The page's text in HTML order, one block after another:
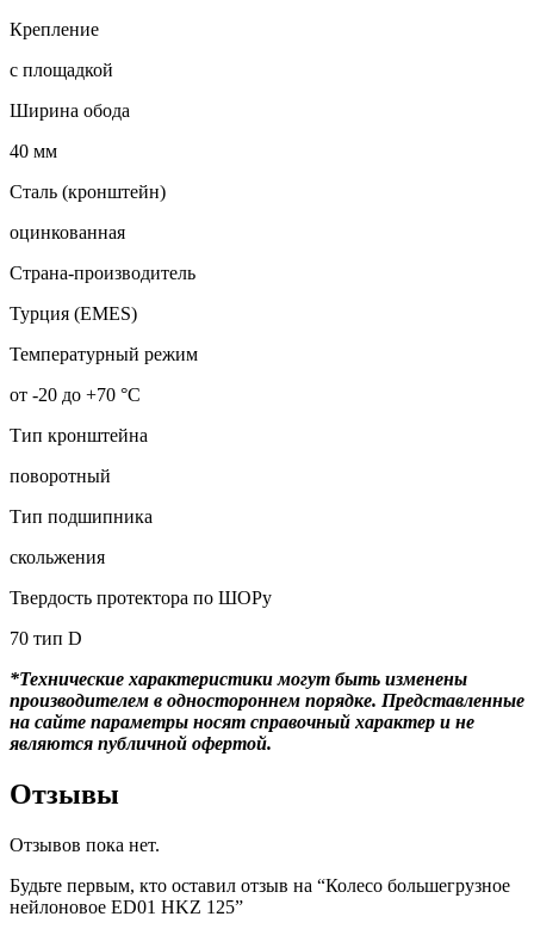
Крепление
с площадкой
Ширина обода
40 мм
Сталь (кронштейн)
оцинкованная
Страна-производитель
Турция (EMES)
Температурный режим
от -20 до +70 °С
Тип кронштейна
поворотный
Тип подшипника
скольжения
Твердость протектора по ШОРу
70 тип D
*Технические характеристики могут быть изменены
производителем в одностороннем порядке. Представленные
на сайте параметры носят справочный характер и не
являются публичной офертой.
Отзывы
Отзывов пока нет.
Будьте первым, кто оставил отзыв на “Колесо большегрузное
нейлоновое ED01 HKZ 125”